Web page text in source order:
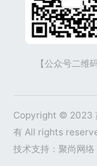
【公众号二维码
Copyright © 2023
有 All rights
技术支持： 聚尚网络